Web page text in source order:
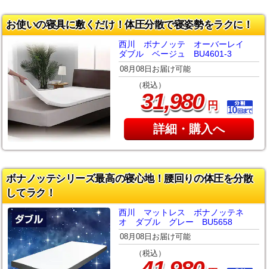
お使いの寝具に敷くだけ！体圧分散で寝姿勢をラクに！
西川 ボナノッテ オーバーレイ
ダブル ベージュ BU4601-3
08月08日お届け可能
（税込）
31,980円
詳細・購入へ
ボナノッテシリーズ最高の寝心地！腰回りの体圧を分散
してラク！
西川 マットレス ボナノッテネ
オ ダブル グレー BU5658
08月08日お届け可能
（税込）